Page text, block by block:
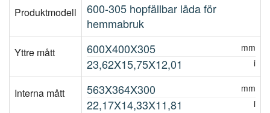
Produktmodell
600-305 hopfällbar låda för
hemmabruk
Yttre mått 600X400X305 mm
23,62X15,75X12,01 i
Interna mått 563X364X300 mm
22,17X14,33X11,81 i